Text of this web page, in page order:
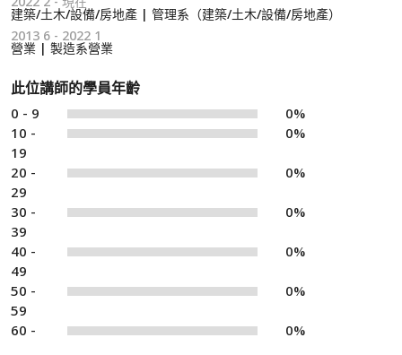
建築/土木/設備/房地產 | 管理系（建築/土木/設備/房地產）
2013 6 - 2022 1
營業 | 製造系營業
此位講師的學員年齡
0 - 9
0%
10 -
19
0%
20 -
29
0%
30 -
39
0%
40 -
49
0%
50 -
59
0%
60 - 0%